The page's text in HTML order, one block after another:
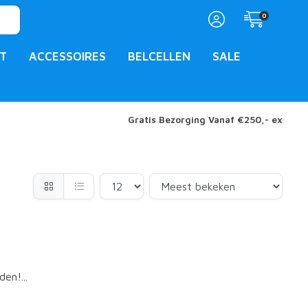
0
ACCESSOIRES BELCELLEN SALE
Gratis Bezorging Vanaf €250,- ex